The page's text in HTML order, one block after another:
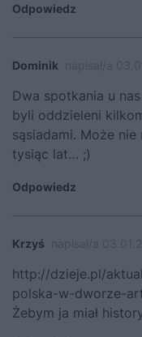
Odpowiedz
Dominik
Dwa spotkania u
byli oddzieleni
sąsiadami. Może
tysiąc lat… ;)
Odpowiedz
Krzyś
http://dzieje.pl/
polska-w-dworze-
Żebym ja miał